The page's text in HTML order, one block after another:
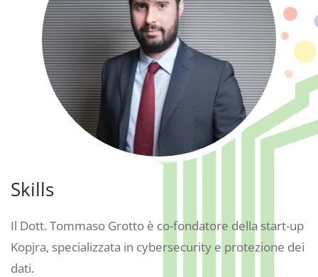
Skills
Il Dott. Tommaso Grotto è co-fondatore della start-up
Kopjra, specializzata in cybersecurity e protezione dei
dati.